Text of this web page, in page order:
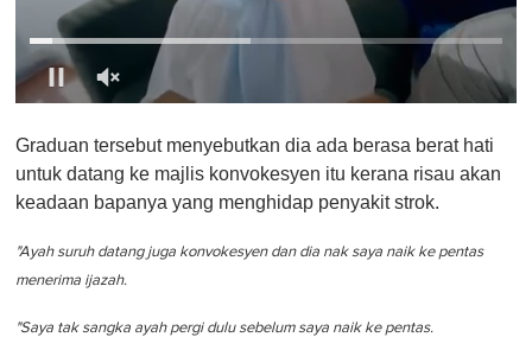
f
1
i
u
e
0
Graduan tersebut menyebutkan dia ada berasa berat hati
untuk datang ke majlis konvokesyen itu kerana risau akan
keadaan bapanya yang menghidap penyakit strok.
"Ayah suruh datang juga konvokesyen dan dia nak saya naik ke pentas
menerima ijazah.
"Saya tak sangka ayah pergi dulu sebelum saya naik ke pentas.